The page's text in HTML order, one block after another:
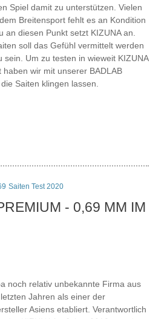
Spiel damit zu unterstützen. Vielen
Breitensport fehlt es an Kondition
an diesen Punkt setzt KIZUNA an.
soll das Gefühl vermittelt werden
sein. Um zu testen in wieweit KIZUNA
wir mit unserer BADLAB
Saiten klingen lassen.
Saiten Test 2020
- 0,69 MM IM
noch relativ unbekannte Firma aus
Jahren als einer der
Asiens etabliert. Verantwortlich